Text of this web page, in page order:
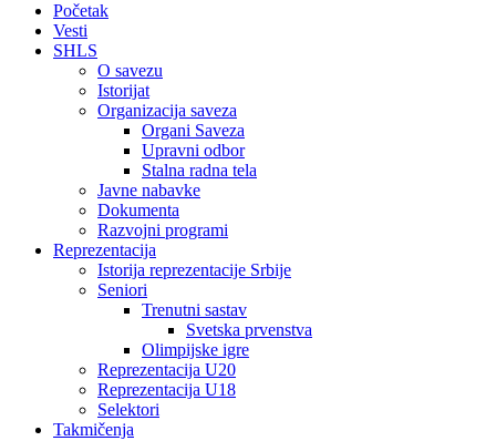
Početak
Vesti
SHLS
O savezu
Istorijat
Organizacija saveza
Organi Saveza
Upravni odbor
Stalna radna tela
Javne nabavke
Dokumenta
Razvojni programi
Reprezentacija
Istorija reprezentacije Srbije
Seniori
Trenutni sastav
Svetska prvenstva
Olimpijske igre
Reprezentacija U20
Reprezentacija U18
Selektori
Takmičenja